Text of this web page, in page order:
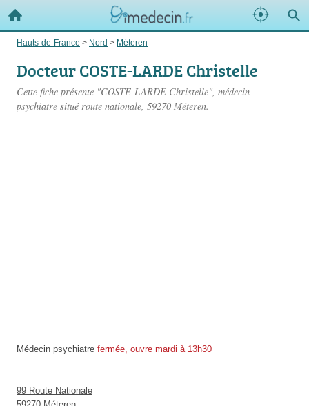
Hauts-de-France > Nord > Méteren
Docteur COSTE-LARDE Christelle
Cette fiche présente "COSTE-LARDE Christelle", médecin
psychiatre situé route nationale, 59270 Méteren.
Médecin psychiatre fermée, ouvre mardi à 13h30
99 Route Nationale